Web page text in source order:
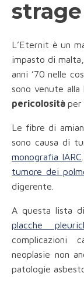
L’Eternit è un
impasto di
anni ’70 nelle
sono venute alla
pericolosità per
Le fibre di
sono causa di
monografia IARC
tumore dei
digerente.
A questa lista
placche
complicazioni
neoplasie non
patologie